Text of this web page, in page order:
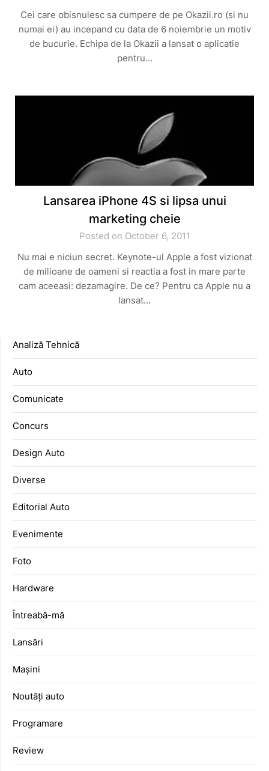
Cei care obisnuiesc sa cumpere de pe Okazii.ro (si nu
numai ei) au incepand cu data de 6 noiembrie un motiv
de bucurie. Echipa de la Okazii a lansat o aplicatie
pentru…
Lansarea iPhone 4S si lipsa unui
marketing cheie
Posted on October 6, 2011
Nu mai e niciun secret. Keynote-ul Apple a fost vizionat
de milioane de oameni si reactia a fost in mare parte
cam aceeasi: dezamagire. De ce? Pentru ca Apple nu a
lansat…
Analiză Tehnică
Auto
Comunicate
Concurs
Design Auto
Diverse
Editorial Auto
Evenimente
Foto
Hardware
Întreabă-mă
Lansări
Mașini
Noutăți auto
Programare
Review